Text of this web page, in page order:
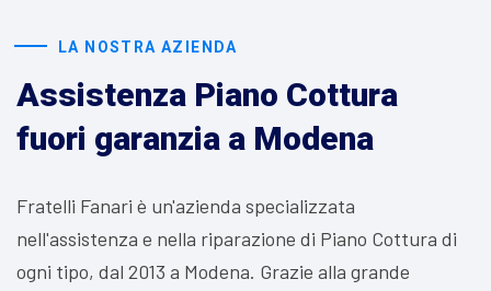
LA NOSTRA AZIENDA
Assistenza Piano Cottura
fuori garanzia a Modena
Fratelli Fanari è un'azienda specializzata
nell'assistenza e nella riparazione di Piano Cottura di
ogni tipo, dal 2013 a Modena. Grazie alla grande